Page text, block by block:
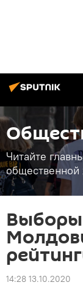
Читайте
Выборы
14:28 13.10.2020